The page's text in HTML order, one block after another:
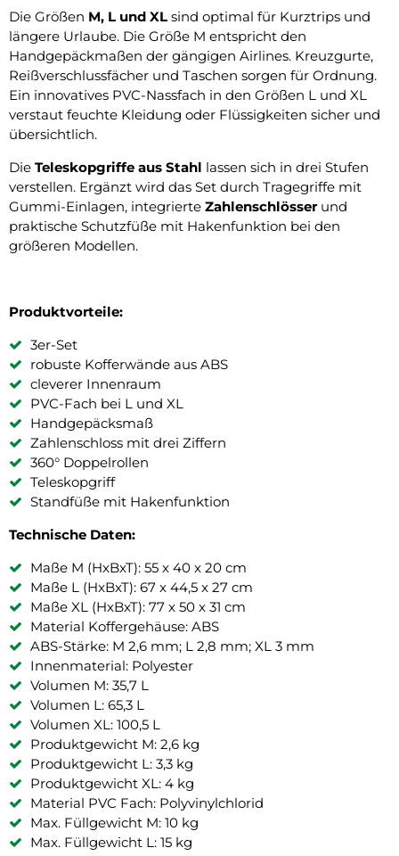
Die Größen M, L und XL sind optimal für Kurztrips und
längere Urlaube. Die Größe M entspricht den
Handgepäckmaßen der gängigen Airlines. Kreuzgurte,
Reißverschlussfächer und Taschen sorgen für Ordnung.
Ein innovatives PVC-Nassfach in den Größen L und XL
verstaut feuchte Kleidung oder Flüssigkeiten sicher und
übersichtlich.
Die Teleskopgriffe aus Stahl lassen sich in drei Stufen
verstellen. Ergänzt wird das Set durch Tragegriffe mit
Gummi-Einlagen, integrierte Zahlenschlösser und
praktische Schutzfüße mit Hakenfunktion bei den
größeren Modellen.
Produktvorteile:
3er-Set
robuste Kofferwände aus ABS
cleverer Innenraum
PVC-Fach bei L und XL
Handgepäcksmaß
Zahlenschloss mit drei Ziffern
360° Doppelrollen
Teleskopgriff
Standfüße mit Hakenfunktion
Technische Daten:
Maße M (HxBxT): 55 x 40 x 20 cm
Maße L (HxBxT): 67 x 44,5 x 27 cm
Maße XL (HxBxT): 77 x 50 x 31 cm
Material Koffergehäuse: ABS
ABS-Stärke: M 2,6 mm; L 2,8 mm; XL 3 mm
Innenmaterial: Polyester
Volumen M: 35,7 L
Volumen L: 65,3 L
Volumen XL: 100,5 L
Produktgewicht M: 2,6 kg
Produktgewicht L: 3,3 kg
Produktgewicht XL: 4 kg
Material PVC Fach: Polyvinylchlorid
Max. Füllgewicht M: 10 kg
Max. Füllgewicht L: 15 kg